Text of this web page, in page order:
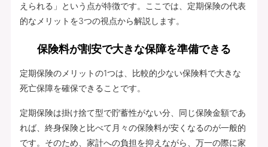
えられる」という点が特徴です。ここでは、定期保険の代表
的なメリットを3つの視点から解説します。
保険料が割安で大きな保障を準備できる
定期保険のメリットの1つは、比較的少ない保険料で大きな
死亡保障を確保できることです。
定期保険は掛け捨て型で貯蓄性がない分、同じ保険金額であ
れば、終身保険と比べて月々の保険料が安くなるのが一般的
です。そのため、家計への負担を抑えながら、万一の際に家